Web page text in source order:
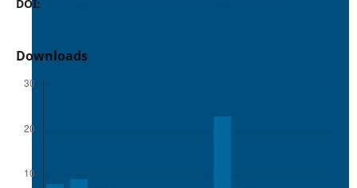
DOI:
Downloads